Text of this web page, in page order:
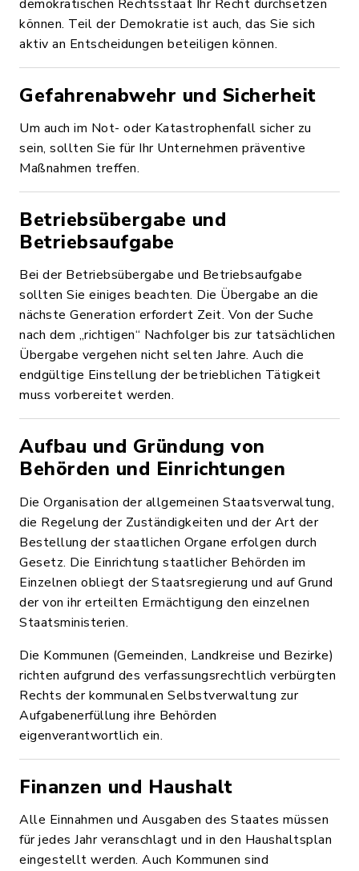
demokratischen Rechtsstaat Ihr Recht durchsetzen
können. Teil der Demokratie ist auch, das Sie sich
aktiv an Entscheidungen beteiligen können.
Gefahrenabwehr und Sicherheit
Um auch im Not- oder Katastrophenfall sicher zu
sein, sollten Sie für Ihr Unternehmen präventive
Maßnahmen treffen.
Betriebsübergabe und
Betriebsaufgabe
Bei der Betriebsübergabe und Betriebsaufgabe
sollten Sie einiges beachten. Die Übergabe an die
nächste Generation erfordert Zeit. Von der Suche
nach dem „richtigen“ Nachfolger bis zur tatsächlichen
Übergabe vergehen nicht selten Jahre. Auch die
endgültige Einstellung der betrieblichen Tätigkeit
muss vorbereitet werden.
Aufbau und Gründung von
Behörden und Einrichtungen
Die Organisation der allgemeinen Staatsverwaltung,
die Regelung der Zuständigkeiten und der Art der
Bestellung der staatlichen Organe erfolgen durch
Gesetz. Die Einrichtung staatlicher Behörden im
Einzelnen obliegt der Staatsregierung und auf Grund
der von ihr erteilten Ermächtigung den einzelnen
Staatsministerien.
Die Kommunen (Gemeinden, Landkreise und Bezirke)
richten aufgrund des verfassungsrechtlich verbürgten
Rechts der kommunalen Selbstverwaltung zur
Aufgabenerfüllung ihre Behörden
eigenverantwortlich ein.
Finanzen und Haushalt
Alle Einnahmen und Ausgaben des Staates müssen
für jedes Jahr veranschlagt und in den Haushaltsplan
eingestellt werden. Auch Kommunen sind